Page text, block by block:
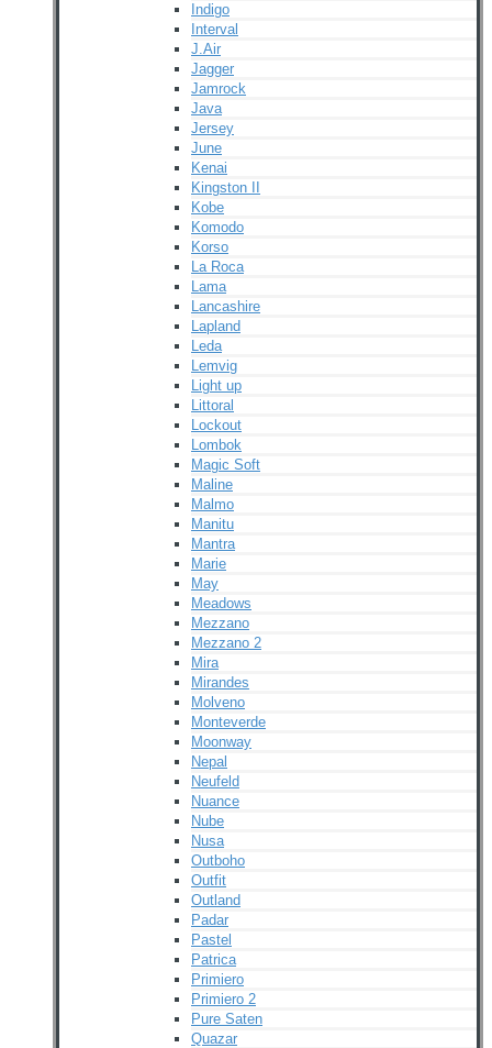
Indigo
Interval
J.Air
Jagger
Jamrock
Java
Jersey
June
Kenai
Kingston II
Kobe
Komodo
Korso
La Roca
Lama
Lancashire
Lapland
Leda
Lemvig
Light up
Littoral
Lockout
Lombok
Magic Soft
Maline
Malmo
Manitu
Mantra
Marie
May
Meadows
Mezzano
Mezzano 2
Mira
Mirandes
Molveno
Monteverde
Moonway
Nepal
Neufeld
Nuance
Nube
Nusa
Outboho
Outfit
Outland
Padar
Pastel
Patrica
Primiero
Primiero 2
Pure Saten
Quazar